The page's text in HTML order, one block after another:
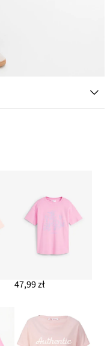
47,99 zł